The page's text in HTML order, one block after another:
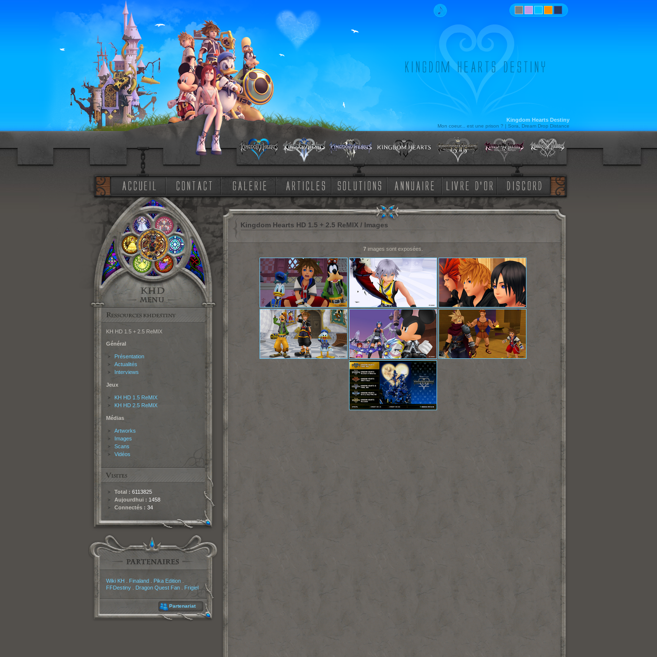
Kingdom Hearts Destiny
Mon coeur... est une prison ? | Sora, Dream Drop Distance
KH HD 1.5 + 2.5 ReMIX
Général
Présentation
Actualités
Interviews
Jeux
KH HD 1.5 ReMIX
KH HD 2.5 ReMIX
Médias
Artworks
Images
Scans
Vidéos
Total : 6113825
Aujourdhui : 1458
Connectés : 34
Wiki KH Finaland. Pika Edition.
FFDestiny. Dragon Quest Fan. Frigiel
Partenariat
Kingdom Hearts HD 1.5 + 2.5 ReMIX / Images
7 images sont exposées.